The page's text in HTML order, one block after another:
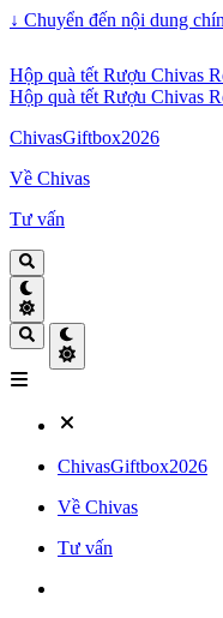
↓ Chuyển đến nội dung
Hộp quà tết Rượu Chivas
Hộp quà tết Rượu Chivas
ChivasGiftbox2026
Về Chivas
Tư vấn
ChivasGiftbox2026
Về Chivas
Tư vấn